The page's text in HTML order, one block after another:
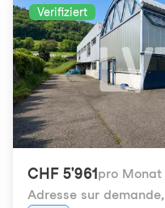
Verifiziert
CHF 5'961 pro Monat
Adresse sur demande,